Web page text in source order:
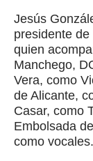
Jesús
presidente
quien
Manchego,
Vera, como
de Alicante,
Casar, como
Embolsada
como vocales.